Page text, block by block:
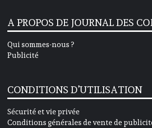
A PROPOS DE JOURNAL DES
Qui sommes-nous ?
Publicité
CONDITIONS D’UTILISATION
Sécurité et vie privée
Conditions générales de vente de